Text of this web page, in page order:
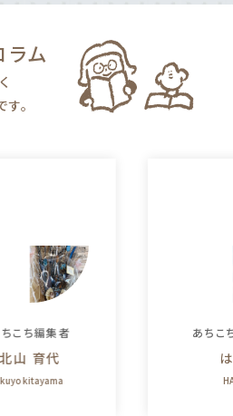
ラム
。
こち編集者
北山 育代
kitayama
あちこ